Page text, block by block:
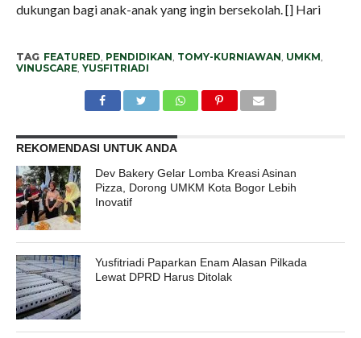
dukungan bagi anak-anak yang ingin bersekolah. [] Hari
TAG FEATURED PENDIDIKAN TOMY-KURNIAWAN UMKM
VINUSCARE, YUSFITRIADI
REKOMENDASI UNTUK ANDA
Dev Bakery Gelar Lomba Kreasi Asinan
Pizza, Dorong UMKM Kota Bogor Lebih
Inovatif
Yusfitriadi Paparkan Enam Alasan Pilkada
Lewat DPRD Harus Ditolak